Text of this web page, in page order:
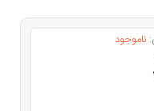
ناموجود